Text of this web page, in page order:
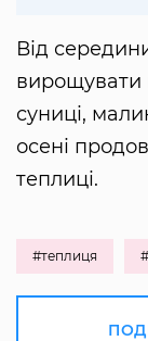
Від
вирощувати
суниці,
осені
теплиці.
#теплиця